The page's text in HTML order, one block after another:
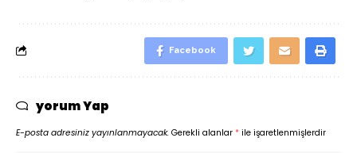
Facebook
yorum Yap
E-posta adresiniz yayınlanmayacak. Gerekli alanlar * ile işaretlenmişlerdir